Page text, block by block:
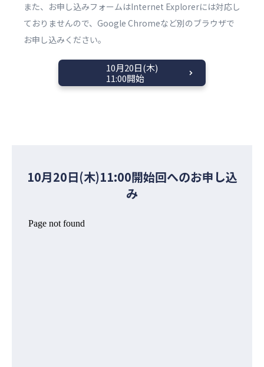
また、お申し込みフォームはInternet Explorerには対応し
ておりませんので、Google Chromeなど別のブラウザで
お申し込みください。
10月20日(木)
11:00開始
10月20日(木)11:00開始回へのお申し込
み